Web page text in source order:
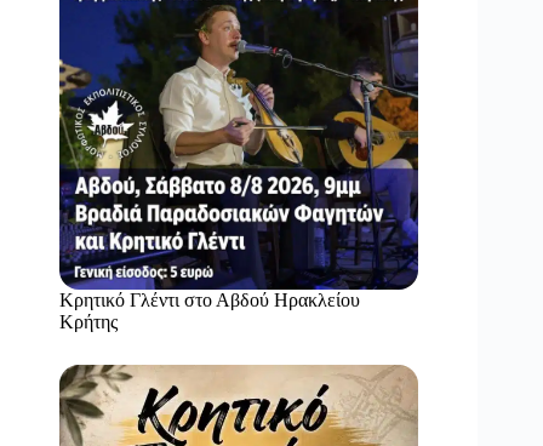
Κρητικό Γλέντι στο Αβδού Ηρακλείου
Κρήτης